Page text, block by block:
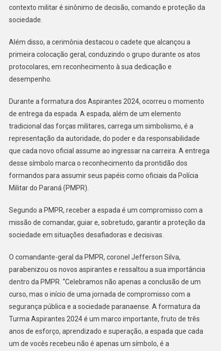
contexto militar é sinônimo de decisão, comando e proteção da
sociedade.
Além disso, a cerimônia destacou o cadete que alcançou a
primeira colocação geral, conduzindo o grupo durante os atos
protocolares, em reconhecimento à sua dedicação e
desempenho.
Durante a formatura dos Aspirantes 2024, ocorreu o momento
de entrega da espada. A espada, além de um elemento
tradicional das forças militares, carrega um simbolismo, é a
representação da autoridade, do poder e da responsabilidade
que cada novo oficial assume ao ingressar na carreira. A entrega
desse símbolo marca o reconhecimento da prontidão dos
formandos para assumir seus papéis como oficiais da Polícia
Militar do Paraná (PMPR).
Segundo a PMPR, receber a espada é um compromisso com a
missão de comandar, guiar e, sobretudo, garantir a proteção da
sociedade em situações desafiadoras e decisivas.
O comandante-geral da PMPR, coronel Jefferson Silva,
parabenizou os novos aspirantes e ressaltou a sua importância
dentro da PMPR. “Celebramos não apenas a conclusão de um
curso, mas o início de uma jornada de compromisso com a
segurança pública e a sociedade paranaense. A formatura da
Turma Aspirantes 2024 é um marco importante, fruto de três
anos de esforço, aprendizado e superação, a espada que cada
um de vocês recebeu não é apenas um símbolo, é a